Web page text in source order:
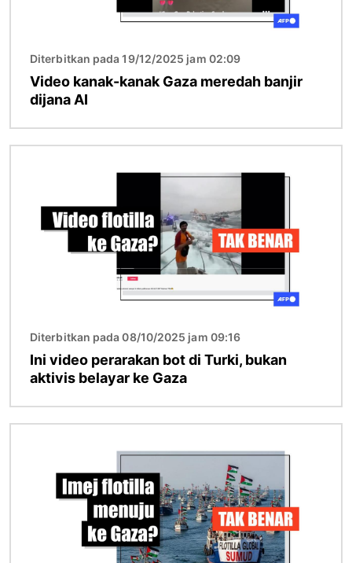
Diterbitkan pada 19/12/2025 jam 02:09
Video kanak-kanak Gaza meredah banjir
dijana AI
Diterbitkan pada 08/10/2025 jam 09:16
Ini video perarakan bot di Turki, bukan
aktivis belayar ke Gaza